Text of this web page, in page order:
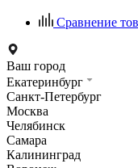
Сравнение
Ваш город
Екатеринбург
Санкт-Петербург
Москва
Челябинск
Самара
Калининград